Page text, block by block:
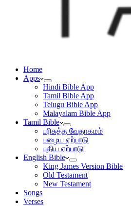
Home
Apps
Hindi Bible App
Tamil Bible App
Telugu Bible App
Malayalam Bible App
Tamil Bible
பரிசுத்த வேதாகமம்
பழைய ஏற்பாடு
புதிய ஏற்பாடு
English Bible
King James Version Bible
Old Testament
New Testament
Songs
Verses